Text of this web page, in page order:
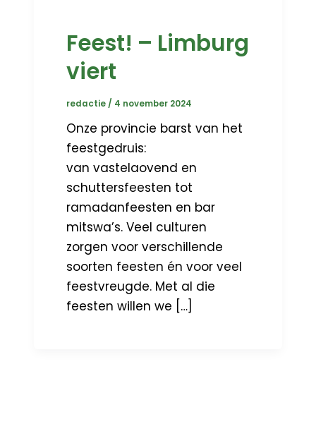
Feest! – Limburg
viert
redactie/ 4 november 2024
Onze provincie barst van het
feestgedruis:
van vastelaovend en
schuttersfeesten tot
ramadanfeesten en bar
mitswa’s. Veel culturen
zorgen voor verschillende
soorten feesten én voor veel
feestvreugde. Met al die
feesten willen we […]